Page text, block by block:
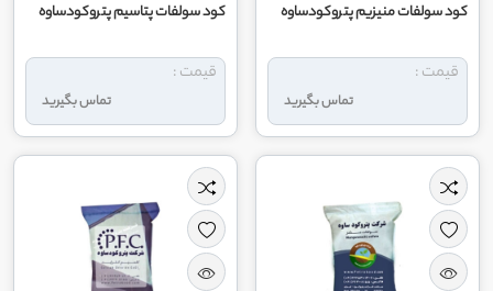
کود سولفات منیزیم پتروکودساوه
تماس بگیرید
قیمت :
کود سولفات پتاسیم پتروکودساوه
تماس بگیرید
قیمت :